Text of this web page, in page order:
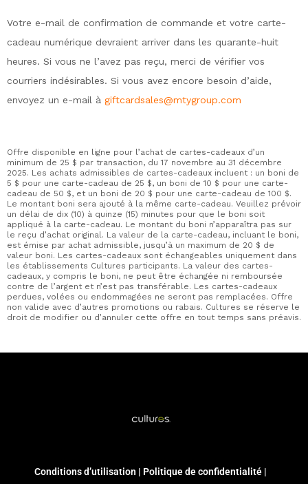
Votre e-mail de confirmation de commande et votre carte-
cadeau numérique devraient arriver dans les quarante-huit
heures. Si vous ne l’avez pas reçu, merci de vérifier vos
courriers indésirables. Si vous avez encore besoin d’aide,
envoyez un e-mail à giftcardsales@mtygroup.com
Offre disponible en ligne pour l’achat de cartes-cadeaux d’un
minimum de 25 $ par transaction, du 17 novembre au 31 décembre
2025. Les achats admissibles de cartes-cadeaux incluent : un boni de
5 $ pour une carte-cadeau de 25 $, un boni de 10 $ pour une carte-
cadeau de 50 $, et un boni de 20 $ pour une carte-cadeau de 100 $.
Le montant boni sera ajouté à la même carte-cadeau. Veuillez prévoir
un délai de dix (10) à quinze (15) minutes pour que le boni soit
appliqué à la carte-cadeau. Le montant du boni n’apparaîtra pas sur
le reçu d’achat original. La valeur de la carte-cadeau, incluant le boni,
est émise par achat admissible, jusqu’à un maximum de 20 $ de
valeur boni. Les cartes-cadeaux sont échangeables uniquement dans
les établissements Cultures participants. La valeur des cartes-
cadeaux, y compris le boni, ne peut être échangée ni remboursée
contre de l’argent et n’est pas transférable. Les cartes-cadeaux
perdues, volées ou endommagées ne seront pas remplacées. Offre
non valide avec d’autres promotions ou rabais. Cultures se réserve le
droit de modifier ou d’annuler cette offre en tout temps sans préavis.
Conditions d’utilisation | Politique de confidentialité |